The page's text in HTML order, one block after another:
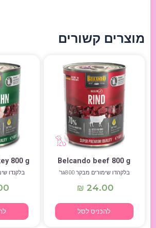
מוצרים קשורים
Belcando beef 800 g
בלקהדו שימורים מבקר 800גר’
₪ 24.00
להכניס לסל
800 g
בלקנדו